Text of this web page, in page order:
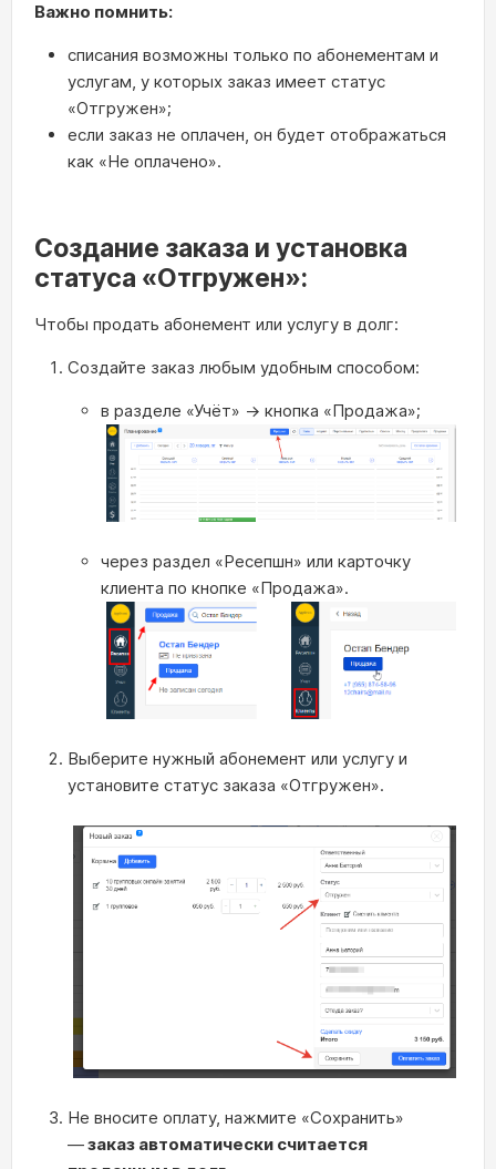
Важно помнить:
списания возможны только по абонементам и
услугам, у которых заказ имеет статус
«Отгружен»;
если заказ не оплачен, он будет отображаться
как «Не оплачено».
Создание заказа и установка
статуса «Отгружен»:
Чтобы продать абонемент или услугу в долг:
Создайте заказ любым удобным способом:
в разделе «Учёт» → кнопка «Продажа»;
через раздел «Ресепшн» или карточку
клиента по кнопке «Продажа».
Выберите нужный абонемент или услугу и
установите статус заказа «Отгружен».
Не вносите оплату, нажмите «Сохранить»
—заказ автоматически считается